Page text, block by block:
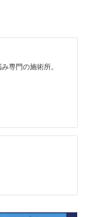
専門の施術所。